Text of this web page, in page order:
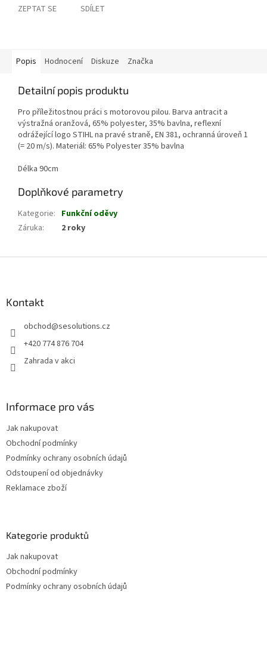
ZEPTAT SE SDÍLET
Popis Hodnocení Diskuze Značka
Detailní popis produktu
Pro příležitostnou práci s motorovou pilou. Barva antracit a
výstražná oranžová, 65% polyester, 35% bavlna, reflexní
odrážející logo STIHL na pravé straně, EN 381, ochranná úroveň 1
(= 20 m/s). Materiál: 65% Polyester 35% bavlna
Délka 90cm
Doplňkové parametry
Kategorie: Funkční oděvy
Záruka: 2 roky
Kontakt
obchod@sesolutions.cz
+420 774 876 704
Zahrada v akci
Informace pro vás
Jak nakupovat
Obchodní podmínky
Podmínky ochrany osobních údajů
Odstoupení od objednávky
Reklamace zboží
Kategorie produktů
Jak nakupovat
Obchodní podmínky
Podmínky ochrany osobních údajů